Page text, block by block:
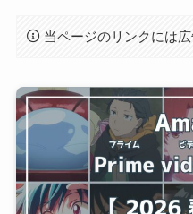
当ページのリンクには